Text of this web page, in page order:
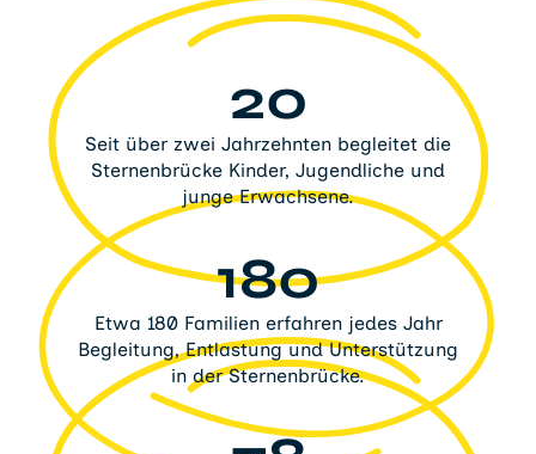
20
Seit über zwei Jahrzehnten begleitet die
Sternenbrücke Kinder, Jugendliche und
junge Erwachsene.
180
Etwa 180 Familien erfahren jedes Jahr
Begleitung, Entlastung und Unterstützung
in der Sternenbrücke.